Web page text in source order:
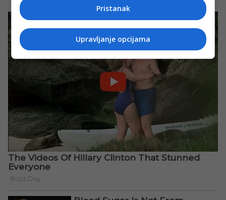
Pristanak
Upravljanje opcijama